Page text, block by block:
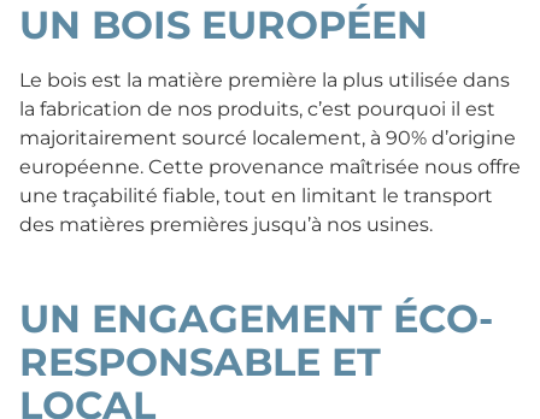
UN BOIS EUROPÉEN
Le bois est la matière première la plus utilisée dans
la fabrication de nos produits, c’est pourquoi il est
majoritairement sourcé localement, à 90% d’origine
européenne. Cette provenance maîtrisée nous offre
une traçabilité fiable, tout en limitant le transport
des matières premières jusqu’à nos usines.
UN ENGAGEMENT ÉCO-
RESPONSABLE ET
LOCAL